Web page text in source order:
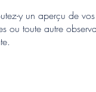
y un aperçu de vos
ou toute autre